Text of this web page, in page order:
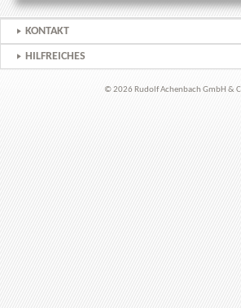
KONTAKT
HILFREICHES
© 2026 Rudolf Achenbach GmbH &